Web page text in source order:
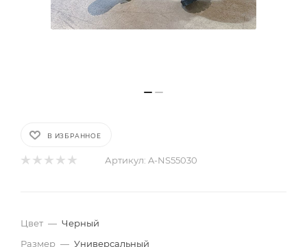
В ИЗБРАННОЕ
Артикул: A-NS55030
Цвет — Черный
Размер — Универсальный